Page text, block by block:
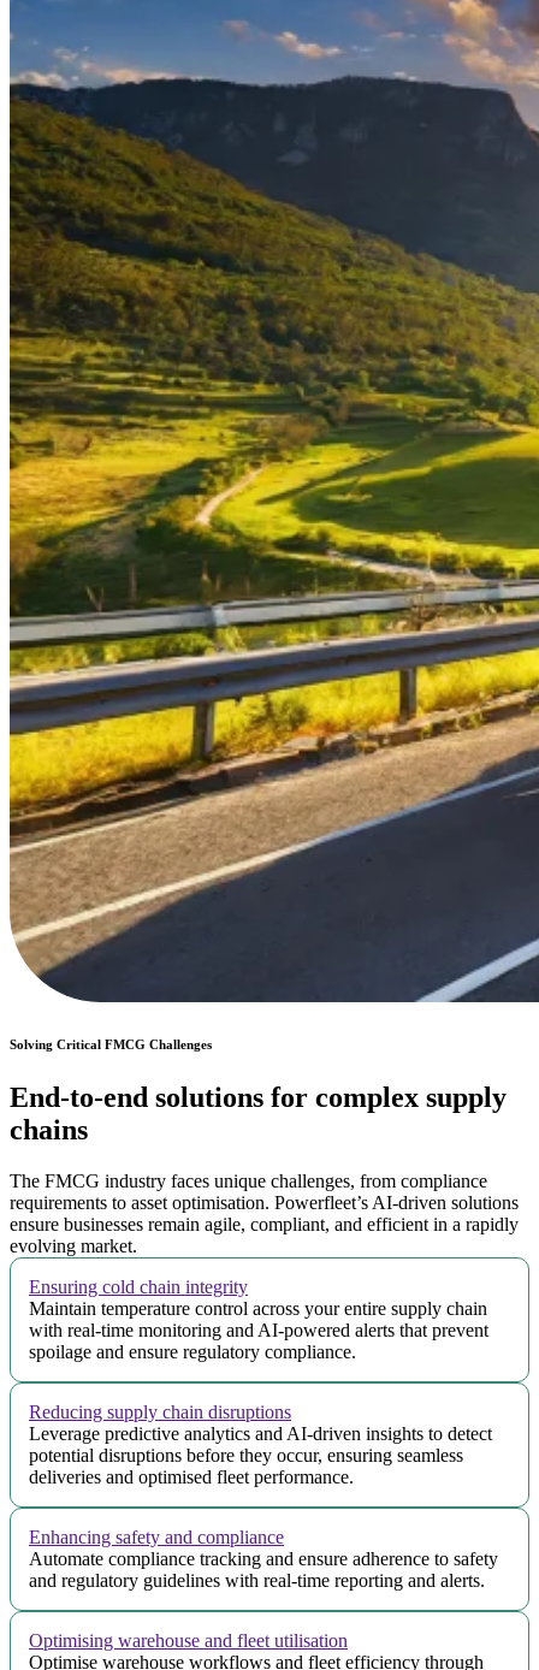
Solving Critical FMCG Challenges
End-to-end solutions for complex supply
chains
The FMCG industry faces unique challenges, from compliance
requirements to asset optimisation. Powerfleet’s AI-driven solutions
ensure businesses remain agile, compliant, and efficient in a rapidly
evolving market.
Ensuring cold chain integrity
Maintain temperature control across your entire supply chain
with real-time monitoring and AI-powered alerts that prevent
spoilage and ensure regulatory compliance.
Reducing supply chain disruptions
Leverage predictive analytics and AI-driven insights to detect
potential disruptions before they occur, ensuring seamless
deliveries and optimised fleet performance.
Enhancing safety and compliance
Automate compliance tracking and ensure adherence to safety
and regulatory guidelines with real-time reporting and alerts.
Optimising warehouse and fleet utilisation
Optimise warehouse workflows and fleet efficiency through